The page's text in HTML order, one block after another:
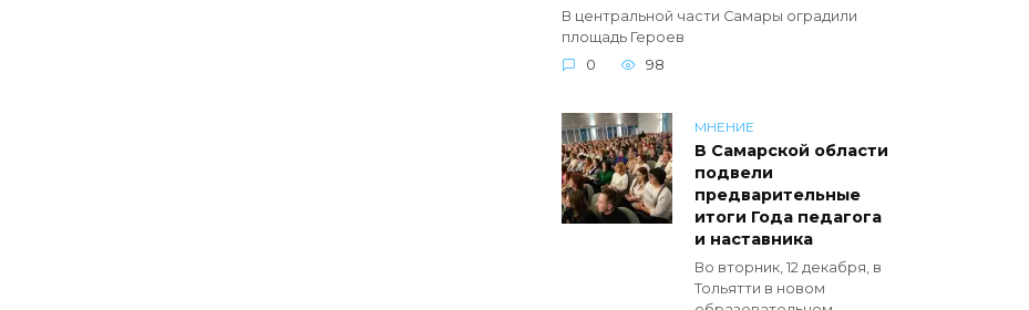
В центральной части Самары оградили
площадь Героев
0
98
МНЕНИЕ
В Самарской области
подвели
предварительные
итоги Года педагога
и наставника
Во вторник, 12 декабря, в
Тольятти в новом